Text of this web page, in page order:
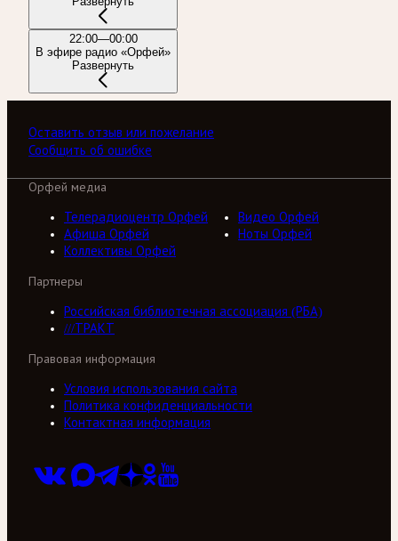
22:00—00:00
В эфире радио «Орфей»
Развернуть
Оставить отзыв или пожелание
Сообщить об ошибке
Орфей медиа
Телерадиоцентр Орфей
Видео Орфей
Афиша Орфей
Ноты Орфей
Коллективы Орфей
Партнеры
Российская библиотечная ассоциация (РБА)
///ТРАКТ
Правовая информация
Условия использования сайта
Политика конфиденциальности
Контактная информация